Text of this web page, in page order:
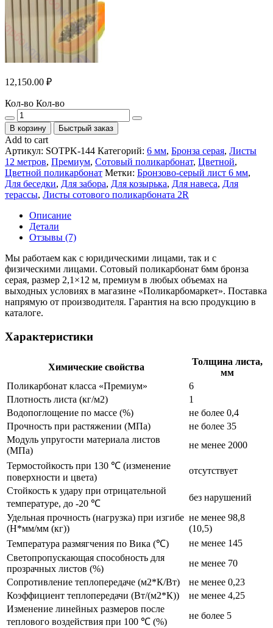
12,150.00 ₽
Кол-во Кол-во
В корзину Быстрый заказ
Add to cart
Артикул: SOTPK-144 Категорий: 6 мм, Бронза серая, Листы
12 метров, Премиум, Сотовый поликарбонат, Цветной,
Цветной поликарбонат Метки: Бронзово-серый лист 6 мм,
Для беседки, Для забора, Для козырька, Для навеса, Для
терассы, Листы сотового поликарбоната 2R
Описание
Детали
Отзывы (7)
Мы работаем как с юридическими лицами, так и с
физическими лицами. Сотовый поликарбонат 6мм бронза
серая, размер 2,1×12 м, премиум в любых объемах на
выходных условиях в магазине «Поликарбомаркет». Поставка
напрямую от производителя. Гарантия на всю продукцию в
каталоге.
Характеристики
Химические свойства
Толщина листа,
мм
Поликарбонат класса «Премиум»
6
Плотность листа (кг/м2)
1
Водопоглощение по массе (%)
не более 0,4
Прочность при растяжении (МПа)
не более 35
Модуль упругости материала листов
(МПа)
не менее 2000
Термостойкость при 130 ℃ (изменение
поверхности и цвета)
отсутствует
Стойкость к удару при отрицательной
температуре, до -20 ℃
без нарушений
Удельная прочность (нагрузка) при изгибе
(Н*мм/мм (кг))
не менее 98,8
(10,5)
Температура размягчения по Вика (℃)
не менее 145
Светопропускающая способность для
прозрачных листов (%)
не менее 70
Сопротивление теплопередаче (м2*К/Вт)
не менее 0,23
Коэффициент теплопередачи (Вт/(м2*К))
не менее 4,25
Изменение линейных размеров после
теплового воздействия при 100 ℃ (%)
не более 5